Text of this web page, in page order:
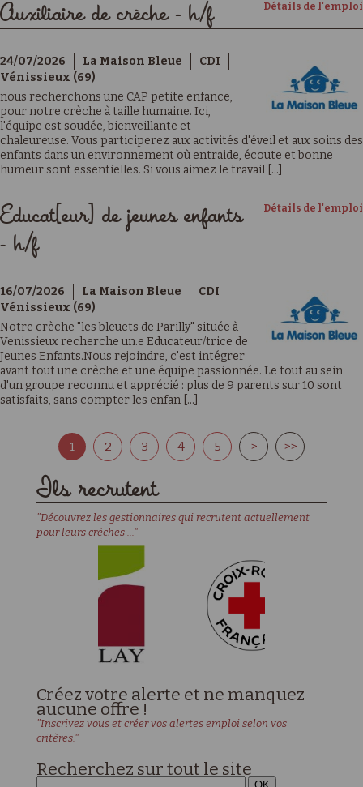
Détails de l'emploi
Auxiliaire de crèche - h/f
24/07/2026 La Maison Bleue
CDI
Vénissieux (69)
nous recherchons une CAP petite enfance,
pour notre crèche à taille humaine. Ici,
l'équipe est soudée, bienveillante et
chaleureuse. Vous participerez aux activités d'éveil et aux soins des
enfants dans un environnement où entraide, écoute et bonne
humeur sont essentielles. Si vous aimez le travail [...]
Détails de l'emploi
Educat[eur] de jeunes enfants
- h/f
16/07/2026 La Maison Bleue
CDI
Vénissieux (69)
Notre crèche "les bleuets de Parilly" située à
Venissieux recherche un.e Educateur/trice de
Jeunes Enfants.Nous rejoindre, c'est intégrer
avant tout une crèche et une équipe passionnée. Le tout au sein
d'un groupe reconnu et apprécié : plus de 9 parents sur 10 sont
satisfaits, sans compter les enfan [...]
1 2 3 4 5 > >>
Ils recrutent
"Découvrez les gestionnaires qui recrutent actuellement
pour leurs crèches ..."
Créez votre alerte et ne manquez
aucune offre !
"Inscrivez vous et créer vos alertes emploi selon vos
critères."
Recherchez sur tout le site